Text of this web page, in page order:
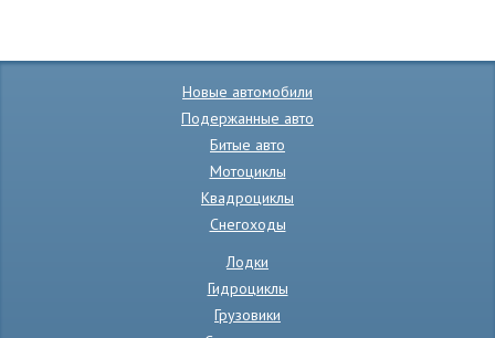
Новые автомобили
Подержанные авто
Битые авто
Мотоциклы
Квадроциклы
Снегоходы
Лодки
Гидроциклы
Грузовики